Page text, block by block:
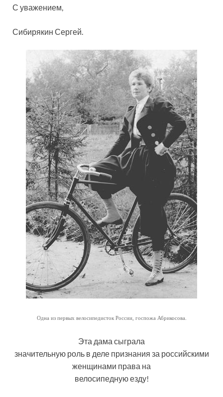
С уважением,
Сибирякин Сергей.
Одна из первых велосипедисток России, госпожа Абрикосова.
Эта дама сыграла
значительную роль в деле признания за российскими
женщинами права на
велосипедную езду!